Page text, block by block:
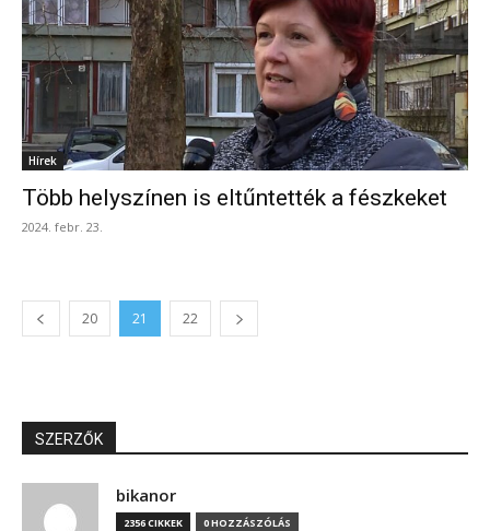
Hírek
Több helyszínen is eltűntették a fészkeket
2024. febr. 23.
20 21 22
SZERZŐK
bikanor
2356 CIKKEK 0 HOZZÁSZÓLÁS